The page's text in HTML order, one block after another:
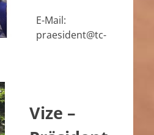
E-Mail:
praesident@tc-
Vize –